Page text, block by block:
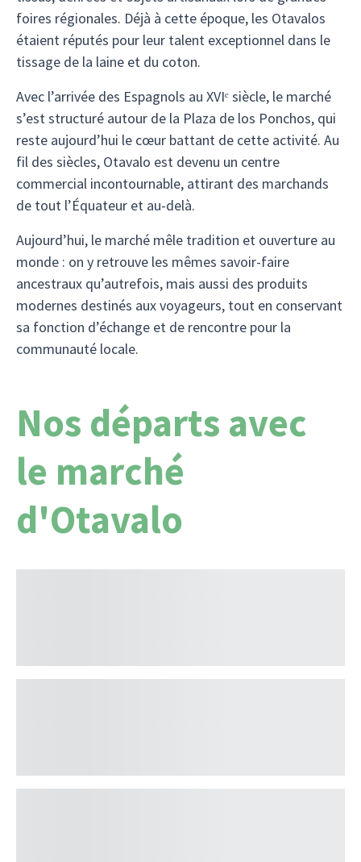
foires régionales. Déjà à cette époque, les Otavalos
étaient réputés pour leur talent exceptionnel dans le
tissage de la laine et du coton.
Avec l’arrivée des Espagnols au XVIᵉ siècle, le marché
s’est structuré autour de la Plaza de los Ponchos, qui
reste aujourd’hui le cœur battant de cette activité. Au
fil des siècles, Otavalo est devenu un centre
commercial incontournable, attirant des marchands
de tout l’Équateur et au-delà.
Aujourd’hui, le marché mêle tradition et ouverture au
monde : on y retrouve les mêmes savoir-faire
ancestraux qu’autrefois, mais aussi des produits
modernes destinés aux voyageurs, tout en conservant
sa fonction d’échange et de rencontre pour la
communauté locale.
Nos départs avec
le marché
d'Otavalo